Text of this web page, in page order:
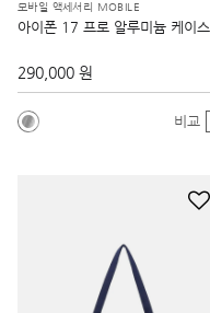
모바일 액세서리 MOBILE
아이폰 17 프로 알루미늄 케이스
290,000 원
비교